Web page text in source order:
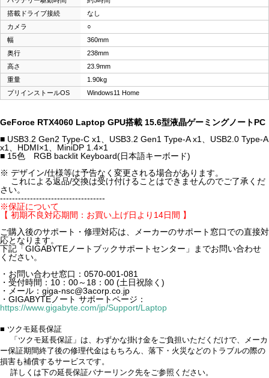
搭載ドライブ接続
なし
カメラ
○
幅
360mm
奥行
238mm
高さ
23.9mm
重量
1.90kg
プリインストールOS
Windows11 Home
GeForce RTX4060 Laptop GPU搭載 15.6型液晶ゲーミングノートPC
■ USB3.2 Gen2 Type-C x1、USB3.2 Gen1 Type-A x1、USB2.0 Type-A
x1、HDMI×1、MiniDP 1.4×1
■ 15色 RGB backlit Keyboard(日本語キーボード)
※ デザイン/仕様等は予告なく変更される場合があります。
これによる返品/交換は受け付けることはできませんのでご了承くだ
さい。
-----------------------------------
※保証について
【 初期不良対応期間：お買い上げ日より14日間 】
ご購入後のサポート・修理対応は、メーカーのサポート窓口での直接対
応となります。
下記「GIGABYTEノートブックサポートセンター」までお問い合わせ
ください。
・お問い合わせ窓口：0570-001-081
・受付時間：10：00～18：00 (土日祝除く)
・メール：giga-nsc@3acorp.co.jp
・GIGABYTEノート サポートページ：
https://www.gigabyte.com/jp/Support/Laptop
■ ツクモ延長保証
「ツクモ延長保証」は、わずかな掛け金をご負担いただくだけで、メーカ
ー保証期間終了後の修理代金はもちろん、落下・火災などのトラブルの際の
損害も補償するサービスです。
詳しくは下の延長保証バナーリンク先をご参照ください。